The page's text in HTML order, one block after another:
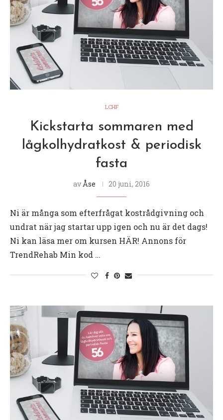
LCHF
Kickstarta sommaren med
lågkolhydratkost & periodisk
fasta
av Åse 20 juni, 2016
Ni är många som efterfrågat kostrådgivning och
undrat när jag startar upp igen och nu är det dags!
Ni kan läsa mer om kursen HÄR! Annons för
TrendRehab Min kod …